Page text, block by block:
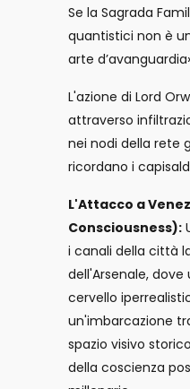
Se la Sagrada
quantistici non è
arte
L'azione di Lord
attraverso
nei nodi della rete
ricordano i
L'Attacco a
Consciousness):
i canali della città
dell'Arsenale,
cervello
un'imbarcazione
spazio visivo
della coscienza